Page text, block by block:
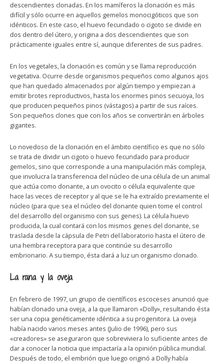
descendientes clonadas. En los mamíferos la clonación es más
difícil y sólo ocurre en aquellos gemelos monocigóticos que son
idénticos. En este caso, el huevo fecundado o cigoto se divide en
dos dentro del útero, y origina a dos descendientes que son
prácticamente iguales entre sí, aunque diferentes de sus padres.
En los vegetales, la clonación es común y se llama reproducción
vegetativa. Ocurre desde organismos pequeños como algunos ajos
que han quedado almacenados por algún tiempo y empiezan a
emitir brotes reproductivos, hasta los enormes pinos secuoya, los
que producen pequeños pinos (vástagos) a partir de sus raíces.
Son pequeños clones que con los años se convertirán en árboles
gigantes.
Lo novedoso de la clonación en el ámbito científico es que no sólo
se trata de dividir un cigoto o huevo fecundado para producir
gemelos, sino que corresponde a una manipulación más compleja,
que involucra la transferencia del núcleo de una célula de un animal
que actúa como donante, a un ovocito o célula equivalente que
hace las veces de receptor y al que se le ha extraído previamente el
núcleo (para que sea el núcleo del donante quien tome el control
del desarrollo del organismo con sus genes). La célula huevo
producida, la cual contará con los mismos genes del donante, se
traslada desde la cápsula de Petri del laboratorio hasta el útero de
una hembra receptora para que continúe su desarrollo
embrionario. A su tiempo, ésta dará a luz un organismo clonado.
La rana y la oveja
En febrero de 1997, un grupo de científicos escoceses anunció que
habían clonado una oveja, a la que llamaron «Dolly», resultando ésta
ser una copia genéticamente idéntica a su progenitora. La oveja
había nacido varios meses antes (Julio de 1996), pero sus
«creadores» se aseguraron que sobreviviera lo suficiente antes de
dar a conocer la noticia que impactaría a la opinión pública mundial.
Después de todo, el embrión que luego originó a Dolly había